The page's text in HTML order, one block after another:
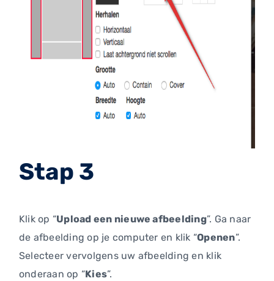
Stap 3
Klik op “Upload een nieuwe afbeelding”. Ga naar
de afbeelding op je computer en klik “Openen”.
Selecteer vervolgens uw afbeelding en klik
onderaan op “Kies”.